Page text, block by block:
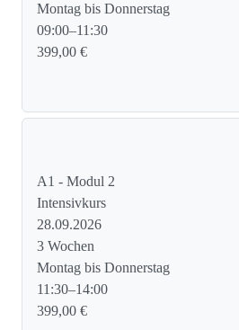
Montag bis Donnerstag
09:00–11:30
399,00 €
A1 - Modul 2
Intensivkurs
28.09.2026
3 Wochen
Montag bis Donnerstag
11:30–14:00
399,00 €